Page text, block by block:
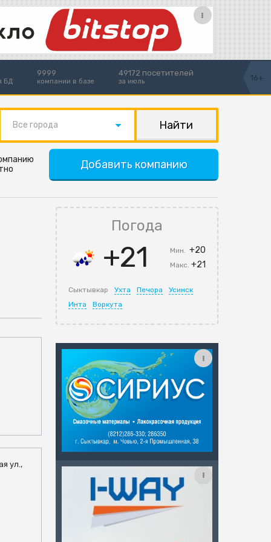
БД
9999
компании в базе
49172 посетителей
за июль 16+
Все города
Добавить компанию
ул.,
Погода
+21 Мин.+20
Макс.+21
Сыктывкар Ухта Печора
Усинск
Инта
Воркута